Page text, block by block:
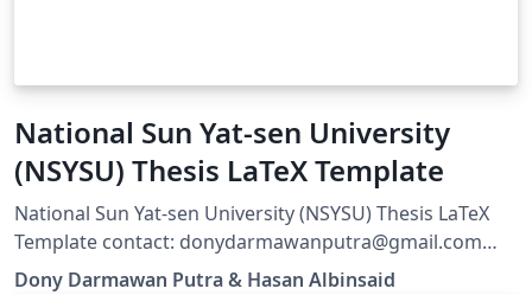
National Sun Yat-sen University
(NSYSU) Thesis LaTeX Template
National Sun Yat-sen University (NSYSU) Thesis LaTeX
Template contact: donydarmawanputra@gmail.com
hasanalbinsaid@hotmail.com
Dony Darmawan Putra & Hasan Albinsaid